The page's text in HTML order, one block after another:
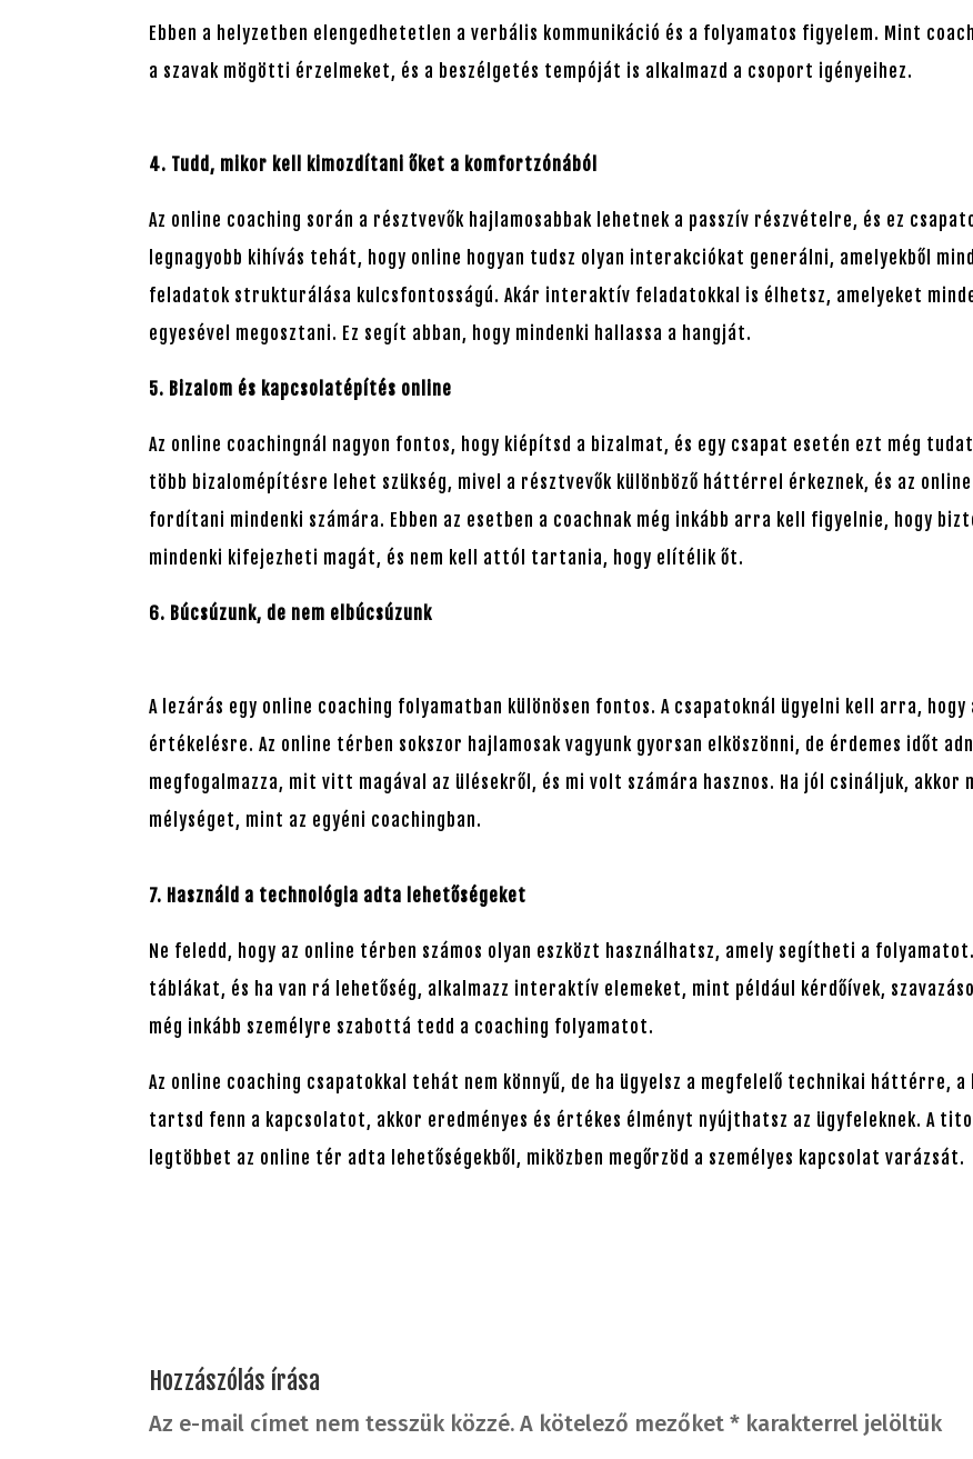
Ebben a helyzetben elengedhetetlen a verbális kommunikáció és a folyamatos figyelem. Mint
a szavak mögötti érzelmeket, és a beszélgetés tempóját is alkalmazd a csoport igényeihez.
4. Tudd, mikor kell kimozdítani őket a komfortzónából
Az online coaching során a résztvevők hajlamosabbak lehetnek a passzív részvételre, és ez
legnagyobb kihívás tehát, hogy online hogyan tudsz olyan interakciókat generálni, amelyekből
feladatok strukturálása kulcsfontosságú. Akár interaktív feladatokkal is élhetsz, amelyeket
egyesével megosztani. Ez segít abban, hogy mindenki hallassa a hangját.
5. Bizalom és kapcsolatépítés online
Az online coachingnál nagyon fontos, hogy kiépítsd a bizalmat, és egy csapat esetén ezt még
több bizalomépítésre lehet szükség, mivel a résztvevők különböző háttérrel érkeznek, és az
fordítani mindenki számára. Ebben az esetben a coachnak még inkább arra kell figyelnie, hogy
mindenki kifejezheti magát, és nem kell attól tartania, hogy elítélik őt.
6. Búcsúzunk, de nem elbúcsúzunk
A lezárás egy online coaching folyamatban különösen fontos. A csapatoknál ügyelni kell arra, hogy
értékelésre. Az online térben sokszor hajlamosak vagyunk gyorsan elköszönni, de érdemes időt
megfogalmazza, mit vitt magával az ülésekről, és mi volt számára hasznos. Ha jól csináljuk,
mélységet, mint az egyéni coachingban.
7. Használd a technológia adta lehetőségeket
Ne feledd, hogy az online térben számos olyan eszközt használhatsz, amely segítheti a
táblákat, és ha van rá lehetőség, alkalmazz interaktív elemeket, mint például kérdőívek,
még inkább személyre szabottá tedd a coaching folyamatot.
Az online coaching csapatokkal tehát nem könnyű, de ha ügyelsz a megfelelő technikai háttérre,
tartsd fenn a kapcsolatot, akkor eredményes és értékes élményt nyújthatsz az ügyfeleknek. A
legtöbbet az online tér adta lehetőségekből, miközben megőrzöd a személyes kapcsolat varázsát.
Hozzászólás írása
Az e-mail címet nem tesszük közzé. A kötelező mezőket* karakterrel jelöltük